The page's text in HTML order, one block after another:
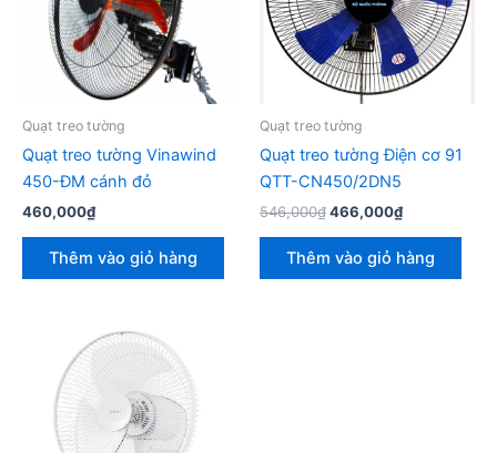
Quạt treo tường
Quạt treo tường Vinawind
450-ĐM cánh đỏ
460,000₫
Thêm vào giỏ hàng
Quạt treo tường
Quạt treo tường Điện cơ 91
QTT-CN450/2DN5
546,000₫Giá
546,000₫.
466,000₫Giá
tại
là:
Thêm vào giỏ hàng